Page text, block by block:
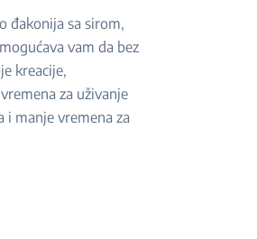
đakonija sa sirom,
vam da bez
kreacije,
za uživanje
i manje vremena za